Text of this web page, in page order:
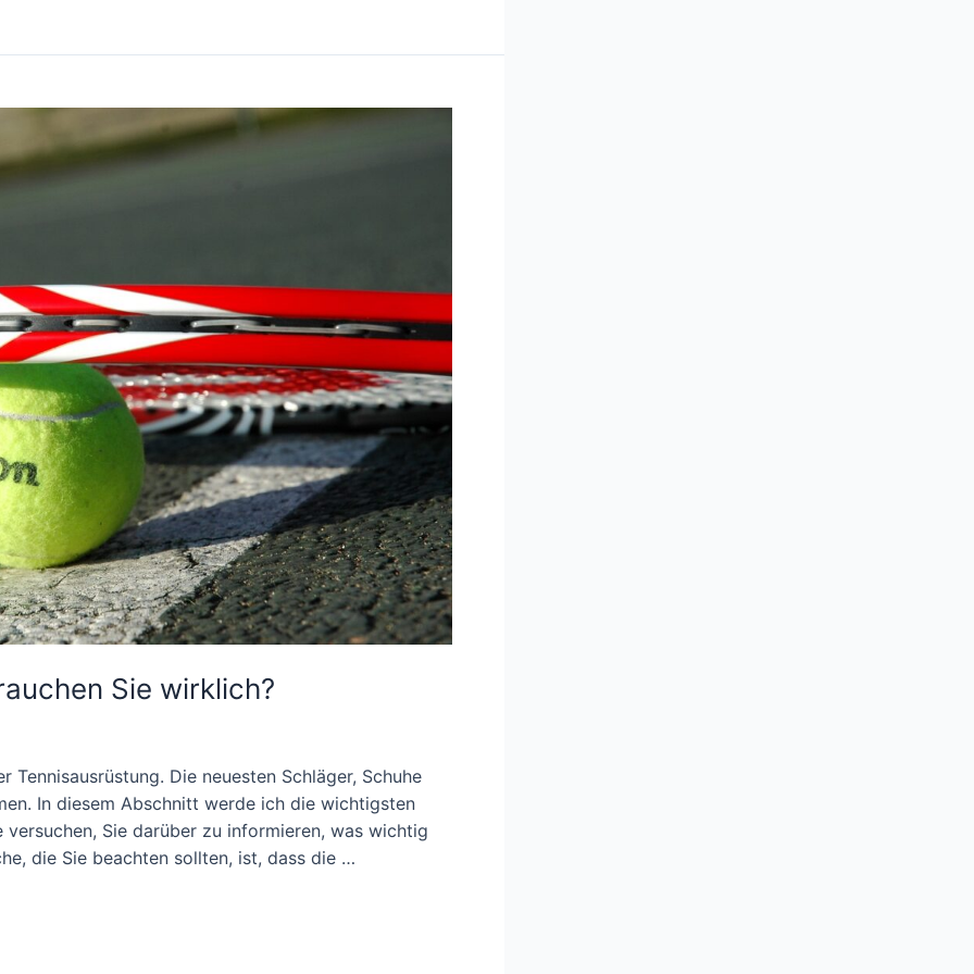
Sie wirklich?
Die neuesten Schläger, Schuhe
In diesem Abschnitt werde ich die wichtigsten
Sie darüber zu informieren, was wichtig
die Sie beachten sollten, ist, dass die …